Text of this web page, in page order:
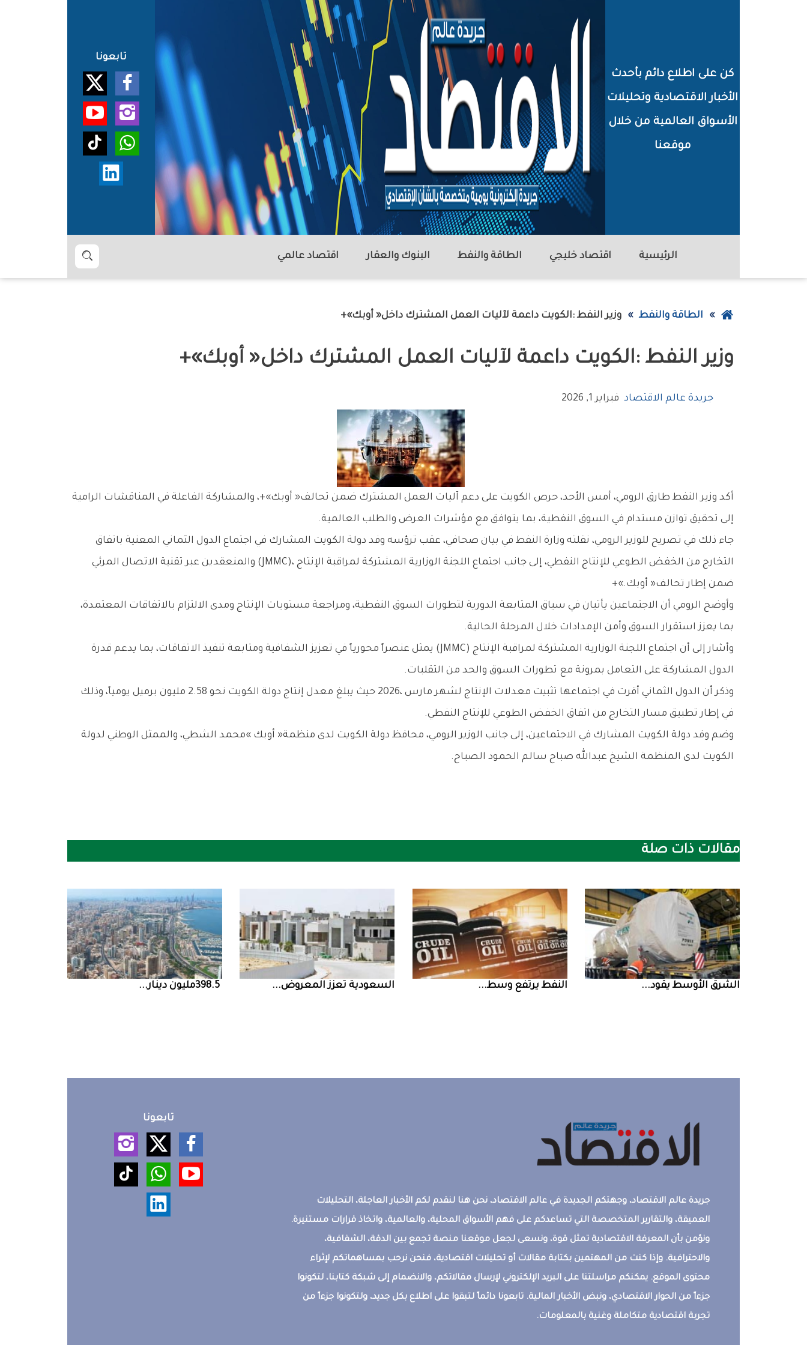
كن على اطلاع دائم بأحدث
الأخبار الاقتصادية وتحليلات
الأسواق العالمية من خلال
موقعنا
تابعونا
الرئيسية اقتصاد خليجي الطاقة والنفط البنوك والعقار اقتصاد عالمي بحث
عودة
الصفحة
الطاقة والنفط وزير‭ ‬النفط‭: ‬الكويت‭ ‬داعمة‭ ‬لآليات‭ ‬العمل‭ ‬المشترك‭ ‬داخل‭ ‬‮«‬أوبك‭+‬‮»‬
وزير‭ ‬النفط‭: ‬الكويت‭ ‬داعمة‭ ‬لآليات‭ ‬العمل‭ ‬المشترك‭ ‬داخل‭ ‬‮«‬أوبك‭+‬‮»‬
جريدة عالم الاقتصاد فبراير 1, 2026
‬إلى‭ ‬تحقيق‭ ‬توازن‭ ‬مستدام‭ ‬في‭ ‬السوق‭ ‬النفطية،‭ ‬بما‭ ‬يتوافق‭ ‬مع‭ ‬مؤشرات‭ ‬العرض‭ ‬والطلب‭ ‬العالمية‭.‬
‬ضمن‭ ‬إطار‭ ‬تحالف‭ ‬‮«‬أوبك‭+‬‮»‬‭.‬
‬بما‭ ‬يعزز‭ ‬استقرار‭ ‬السوق‭ ‬وأمن‭ ‬الإمدادات‭ ‬خلال‭ ‬المرحلة‭ ‬الحالية‭.‬
‬الدول‭ ‬المشاركة‭ ‬على‭ ‬التعامل‭ ‬بمرونة‭ ‬مع‭ ‬تطورات‭ ‬السوق‭ ‬والحد‭ ‬من‭ ‬التقلبات‭.‬
‬في‭ ‬إطار‭ ‬تطبيق‭ ‬مسار‭ ‬التخارج‭ ‬من‭ ‬اتفاق‭ ‬الخفض‭ ‬الطوعي‭ ‬للإنتاج‭ ‬النفطي‭.‬
‬الكويت‭ ‬لدى‭ ‬المنظمة‭ ‬الشيخ‭ ‬عبدالله‭ ‬صباح‭ ‬سالم‭ ‬الحمود‭ ‬الصباح‭.‬
مقالات ذات صلة
الشرق‭ ‬الأوسط‭ ‬يقود‭ ... النفط‭ ‬يرتفع‭ ‬وسط‭ ... السعودية‭ ‬تعزز‭ ‬المعروض‭ ... 398.5‭ ‬مليون‭ ‬دينار‭ ...
جريدة عالم الاقتصاد، وجهتكم الجديدة في عالم الاقتصاد، نحن هنا لنقدم لكم الأخبار العاجلة، التحليلات
العميقة، والتقارير المتخصصة التي تساعدكم على فهم الأسواق المحلية، والعالمية، واتخاذ قرارات مستنيرة.
ونؤمن بأن المعرفة الاقتصادية تمثل قوة، ونسعى لجعل موقعنا منصة تجمع بين الدقة، الشفافية،
والاحترافية. وإذا كنت من المهتمين بكتابة مقالات أو تحليلات اقتصادية، فنحن نرحب بمساهماتكم لإثراء
محتوى الموقع. يمكنكم مراسلتنا على البريد الإلكتروني لإرسال مقالاتكم، والانضمام إلى شبكة كتابنا، لتكونوا
جزءاً من الحوار الاقتصادي، ونبض الأخبار المالية. تابعونا دائماً لتبقوا على اطلاع بكل جديد، ولتكونوا جزءاً من
تجربة اقتصادية متكاملة وغنية بالمعلومات.
تابعونا